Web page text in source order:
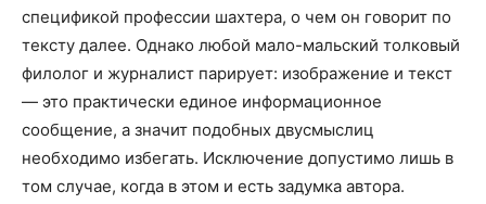
спецификой профессии шахтера, о чем он говорит по
тексту далее. Однако любой мало-мальский толковый
филолог и журналист парирует: изображение и текст
— это практически единое информационное
сообщение, а значит подобных двусмыслиц
необходимо избегать. Исключение допустимо лишь в
том случае, когда в этом и есть задумка автора.